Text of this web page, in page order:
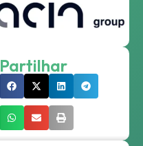
Partilhar